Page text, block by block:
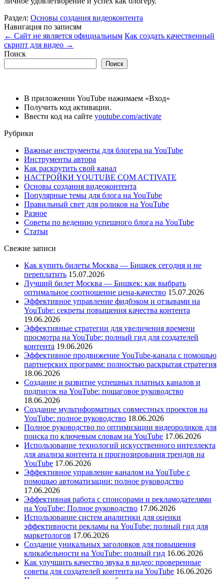
Раздел: Основы создания видеоконтента
Навигация по записям
← Сайт не является официальным Как создать качественный
скрипт для видео →
Поиск
Поиск
В приложении YouTube нажимаем «Вход»
Получить код активации.
Ввести код на сайте youtube.com/activate
Рубрики
Важные инструменты для блогера на YouTube
Инструменты автора
Как раскрутить свой канал
НАСТРОЙКИ YOUTUBE COM ACTIVATE
Основы создания видеоконтента
Популярные темы для блога на YouTube
Правильный свет для роликов на YouTube
Разное
Советы по ведению успешного блога на YouTube
Статьи
Свежие записи
Как купить билеты Москва — Бишкек сегодня и не
переплатить 15.07.2026
Лучший билет Москва — Бишкек: как выбрать
оптимальное соотношение цена-качество 15.07.2026
Эффективное управление фидбэком и отзывами на
YouTube: секреты повышения качества контента
19.06.2026
Эффективные стратегии для увеличения времени
просмотра на YouTube: полный гид для создателей
контента 19.06.2026
Эффективное продвижение YouTube-канала с помощью
партнерских программ: полностью раскрытая стратегия
18.06.2026
Создание и развитие успешных платных каналов и
подписок на YouTube: пошаговое руководство
18.06.2026
Создание мультиформатных совместных проектов на
YouTube: полное руководство 18.06.2026
Полное руководство по оптимизации видеороликов для
поиска по ключевым словам на YouTube 17.06.2026
Использование технологий искусственного интеллекта
для анализа контента и прогнозирования трендов на
YouTube 17.06.2026
Эффективное управление каналом на YouTube с
помощью автоматизации: полное руководство
17.06.2026
Эффективная работа с спонсорами и рекламодателями
на YouTube: Полное руководство 17.06.2026
Использование систем аналитики для оценки
эффективности рекламы на YouTube: полный гид для
маркетологов 17.06.2026
Создание уникальных заголовков для повышения
кликабельности на YouTube: полный гид 16.06.2026
Как улучшить качество звука в видео: проверенные
советы для создателей контента на YouTube 16.06.2026